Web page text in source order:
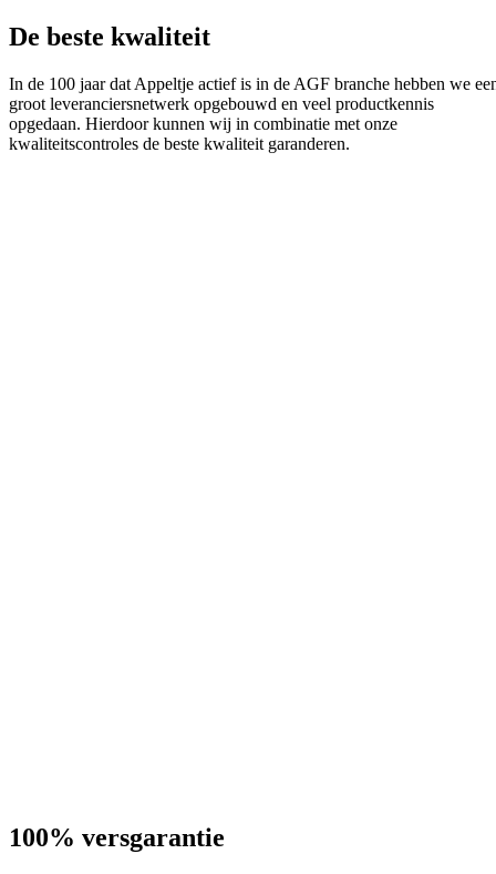
De beste kwaliteit
In de 100 jaar dat Appeltje actief is in de AGF branche hebben we
groot leveranciersnetwerk opgebouwd en veel productkennis
opgedaan. Hierdoor kunnen wij in combinatie met onze
kwaliteitscontroles de beste kwaliteit garanderen.
100% versgarantie